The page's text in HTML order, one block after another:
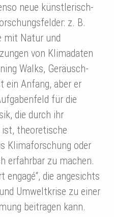
neue künstlerisch-
z. B.
mit Natur und
von Klimadaten
Walks, Geräusch-
ein Anfang, aber er
für die
die durch ihr
ist, theoretische
Klimaforschung oder
erfahrbar zu machen.
engagé“, die angesichts
Umweltkrise zu einer
beitragen kann.